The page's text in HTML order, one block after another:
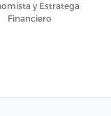
y Estratega
Financiero